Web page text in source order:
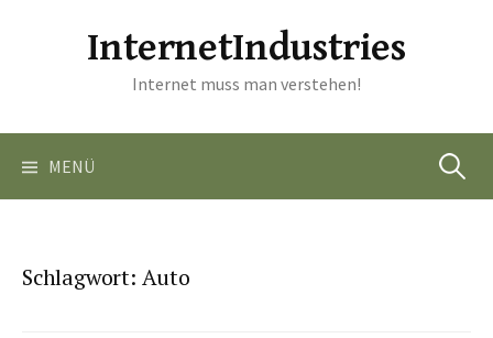
InternetIndustries
Internet muss man verstehen!
MENÜ Suchen
Schlagwort: Auto